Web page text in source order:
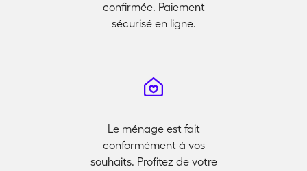
confirmée. Paiement
sécurisé en ligne.
Le ménage est fait
conformément à vos
souhaits. Profitez de votre